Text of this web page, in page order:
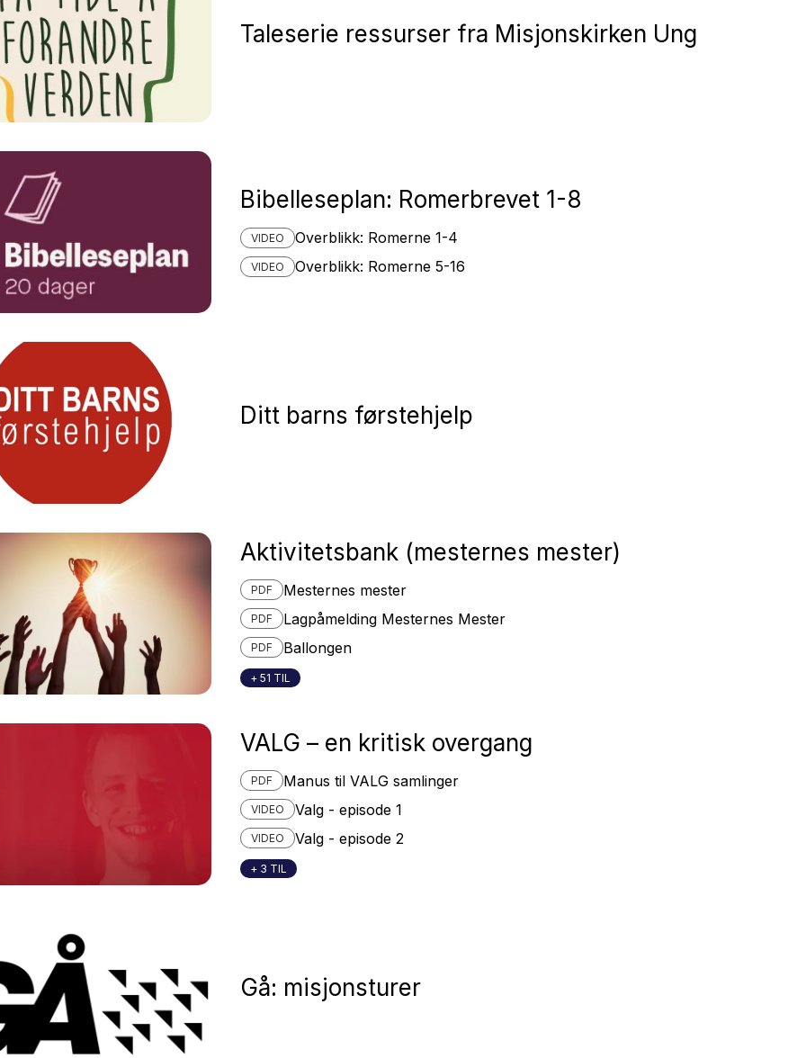
Taleserie ressurser fra Misjonskirken Ung
Bibelleseplan: Romerbrevet 1-8
VIDEO Overblikk: Romerne 1-4
VIDEO Overblikk: Romerne 5-16
Ditt barns førstehjelp
Aktivitetsbank (mesternes mester)
PDF Mesternes mester
PDF Lagpåmelding Mesternes Mester
PDF Ballongen
+ 51 TIL
VALG – en kritisk overgang
PDF Manus til VALG samlinger
VIDEO Valg - episode 1
VIDEO Valg - episode 2
+ 3 TIL
Gå: misjonsturer